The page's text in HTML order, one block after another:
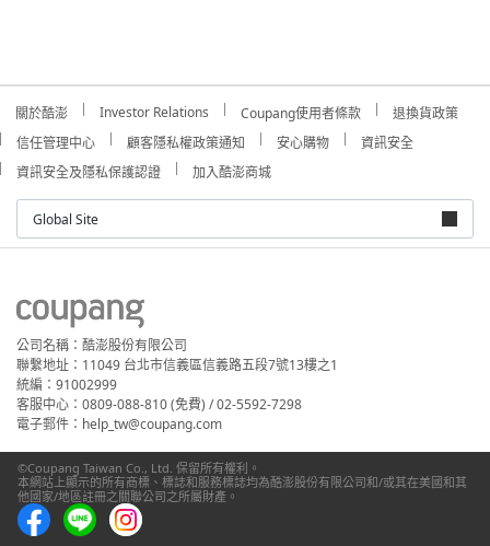
關於酷澎 Investor Relations Coupang使用者條款
退換貨政策
信任管理中心
顧客隱私權政策通知 安心購物
資訊安全
資訊安全及隱私保護認證
加入酷澎商城
Global Site
公司名稱：酷澎股份有限公司
聯繫地址：11049 台北市信義區信義路五段7號13樓之1
統編：91002999
客服中心：0809-088-810 (免費) / 02-5592-7298
電子郵件：help_tw@coupang.com
©Coupang Taiwan Co., Ltd. 保留所有權利。
本網站上顯示的所有商標、標誌和服務標誌均為酷澎股份有限公司和/或其在美國和其
他國家/地區註冊之關聯公司之所屬財產。